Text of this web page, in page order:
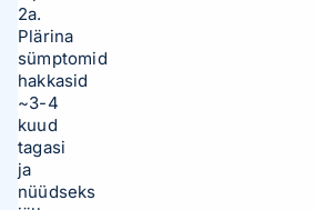
2a.
Plärina
sümptomid
hakkasid
~3-4
kuud
tagasi
ja
nüüdseks